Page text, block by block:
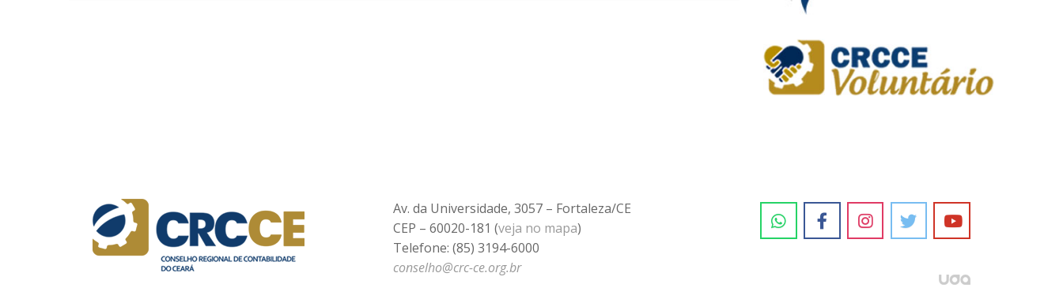
Av. da Universidade, 3057 – Fortaleza/CE
CEP – 60020-181 (veja no mapa)
Telefone: (85) 3194-6000
conselho@crc-ce.org.br